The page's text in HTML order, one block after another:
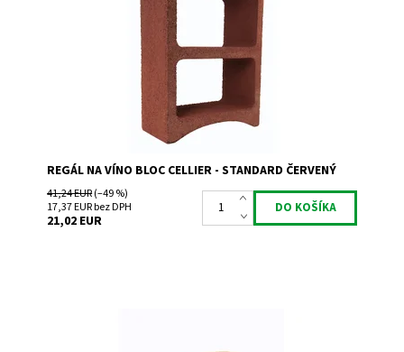
Skladem 7
SR2
Bloc Cellier
2 roky
REGÁL NA VÍNO BLOC CELLIER - STANDARD ČERVENÝ
41,24 EUR(–49 %)
17,37 EUR bez DPH
21,02 EUR